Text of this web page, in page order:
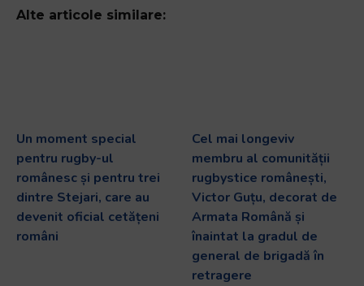
Alte articole similare:
Un moment special
pentru rugby-ul
românesc și pentru trei
dintre Stejari, care au
devenit oficial cetățeni
români
Cel mai longeviv
membru al comunității
rugbystice românești,
Victor Guțu, decorat de
Armata Română și
înaintat la gradul de
general de brigadă în
retragere